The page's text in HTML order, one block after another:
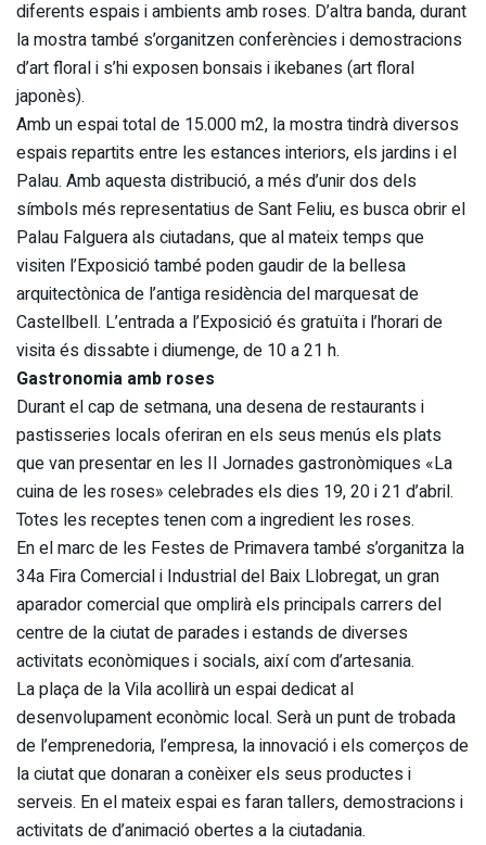
diferents espais i ambients amb roses. D’altra banda, durant
la mostra també s’organitzen conferències i demostracions
d’art floral i s’hi exposen bonsais i ikebanes (art floral
japonès).
Amb un espai total de 15.000 m2, la mostra tindrà diversos
espais repartits entre les estances interiors, els jardins i el
Palau. Amb aquesta distribució, a més d’unir dos dels
símbols més representatius de Sant Feliu, es busca obrir el
Palau Falguera als ciutadans, que al mateix temps que
visiten l’Exposició també poden gaudir de la bellesa
arquitectònica de l’antiga residència del marquesat de
Castellbell. L’entrada a l’Exposició és gratuïta i l’horari de
visita és dissabte i diumenge, de 10 a 21 h.
Gastronomia amb roses
Durant el cap de setmana, una desena de restaurants i
pastisseries locals oferiran en els seus menús els plats
que van presentar en les II Jornades gastronòmiques «La
cuina de les roses» celebrades els dies 19, 20 i 21 d’abril.
Totes les receptes tenen com a ingredient les roses.
En el marc de les Festes de Primavera també s’organitza la
34a Fira Comercial i Industrial del Baix Llobregat, un gran
aparador comercial que omplirà els principals carrers del
centre de la ciutat de parades i estands de diverses
activitats econòmiques i socials, així com d’artesania.
La plaça de la Vila acollirà un espai dedicat al
desenvolupament econòmic local. Serà un punt de trobada
de l’emprenedoria, l’empresa, la innovació i els comerços de
la ciutat que donaran a conèixer els seus productes i
serveis. En el mateix espai es faran tallers, demostracions i
activitats de d’animació obertes a la ciutadania.